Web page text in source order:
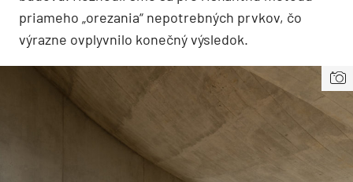
priameho „orezania“ nepotrebných prvkov, čo
výrazne ovplyvnilo konečný výsledok.